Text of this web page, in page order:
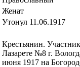
Женат
Утонул 11.06.1917
Крестьянин.
Лазарете №8 г.
июня 1917 на